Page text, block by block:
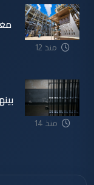
منذ 12
منذ 14